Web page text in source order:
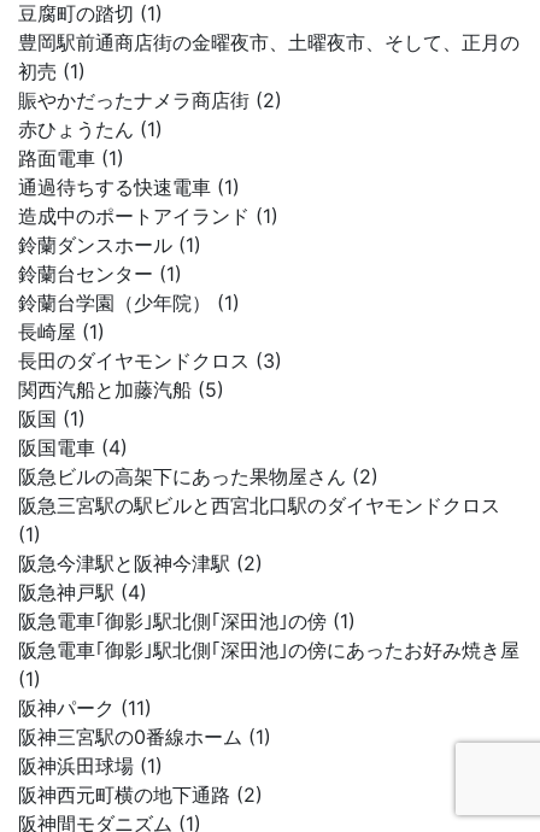
豆腐町の踏切 (1)
豊岡駅前通商店街の金曜夜市、土曜夜市、そして、正月の
初売 (1)
賑やかだったナメラ商店街 (2)
赤ひょうたん (1)
路面電車 (1)
通過待ちする快速電車 (1)
造成中のポートアイランド (1)
鈴蘭ダンスホール (1)
鈴蘭台センター (1)
鈴蘭台学園（少年院） (1)
長崎屋 (1)
長田のダイヤモンドクロス (3)
関西汽船と加藤汽船 (5)
阪国 (1)
阪国電車 (4)
阪急ビルの高架下にあった果物屋さん (2)
阪急三宮駅の駅ビルと西宮北口駅のダイヤモンドクロス
(1)
阪急今津駅と阪神今津駅 (2)
阪急神戸駅 (4)
阪急電車｢御影｣駅北側｢深田池｣の傍 (1)
阪急電車｢御影｣駅北側｢深田池｣の傍にあったお好み焼き屋
(1)
阪神パーク (11)
阪神三宮駅の0番線ホーム (1)
阪神浜田球場 (1)
阪神西元町横の地下通路 (2)
阪神間モダニズム (1)